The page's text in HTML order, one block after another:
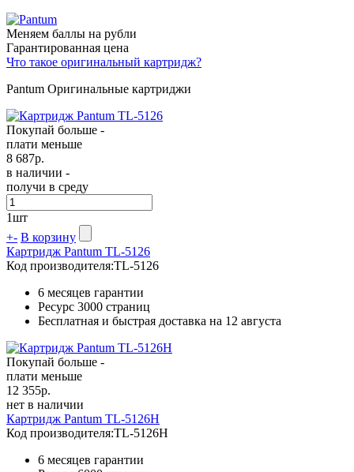
Меняем баллы на рубли
Гарантированная цена
Что такое оригинальный картридж?
Pantum Оригинальные картриджи
Покупай больше -
плати меньше
8 687р.
в наличии -
получи в среду
1шт
+- В корзину
Картридж Pantum TL-5126
Код производителя:TL-5126
6 месяцев гарантии
Ресурс 3000 страниц
Бесплатная и быстрая доставка на 12 августа
Покупай больше -
плати меньше
12 355р.
нет в наличии
Картридж Pantum TL-5126H
Код производителя:TL-5126H
6 месяцев гарантии